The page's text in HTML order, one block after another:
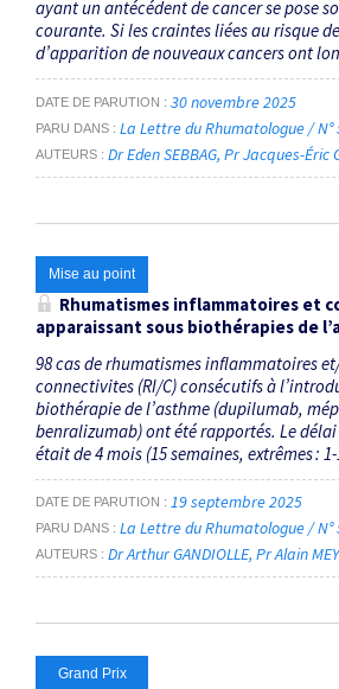
ayant un antécédent de cancer se pose
courante. Si les craintes liées au risque
d’apparition de nouveaux cancers ont
DATE DE PARUTION 30 novembre 2025
PARU DANS La Lettre du Rhumatologue /
AUTEURS Dr Eden SEBBAG Pr Jacques-Éric
Mise au point
Rhumatismes inflammatoires et
apparaissant sous biothérapies de
98 cas de rhumatismes inflammatoires
connectivites (RI/C) consécutifs à
biothérapie de l’asthme (dupilumab,
benralizumab) ont été rapportés. Le
était de 4 mois (15 semaines, extrêmes :
DATE DE PARUTION 19 septembre 2025
PARU DANS La Lettre du Rhumatologue /
AUTEURS Dr Arthur GANDIOLLE Pr Alain
Grand Prix